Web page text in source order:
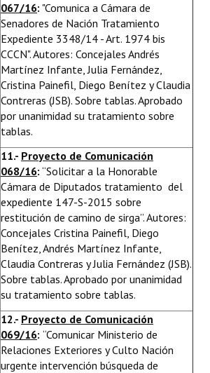
067/16: "Comunica a Cámara de
Senadores de Nación Tratamiento
Expediente 3348/14 - Art. 1974 bis
CCCN". Autores: Concejales Andrés
Martínez Infante, Julia Fernández,
Cristina Painefil, Diego Benítez y Claudia
Contreras (JSB). Sobre tablas. Aprobado
por unanimidad su tratamiento sobre
tablas.
11.- Proyecto de Comunicación
068/16: “Solicitar a la Honorable
Cámara de Diputados tratamiento del
expediente 147-S-2015 sobre
restitución de camino de sirga”. Autores:
Concejales Cristina Painefil, Diego
Benítez, Andrés Martínez Infante,
Claudia Contreras y Julia Fernández (JSB).
Sobre tablas. Aprobado por unanimidad
su tratamiento sobre tablas.
12.- Proyecto de Comunicación
069/16: “Comunicar Ministerio de
Relaciones Exteriores y Culto Nación
urgente intervención búsqueda de